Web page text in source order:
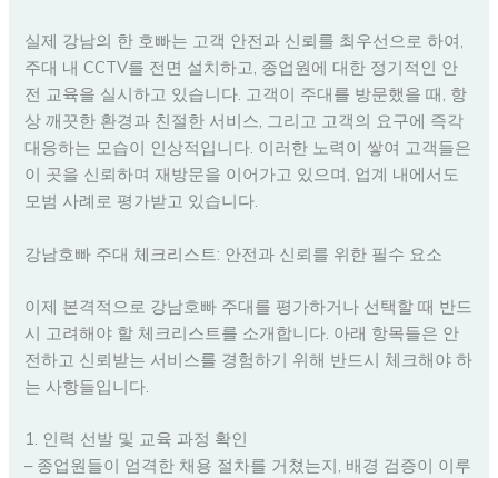
실제 강남의 한 호빠는 고객 안전과 신뢰를 최우선으로 하여,
주대 내 CCTV를 전면 설치하고, 종업원에 대한 정기적인 안
전 교육을 실시하고 있습니다. 고객이 주대를 방문했을 때, 항
상 깨끗한 환경과 친절한 서비스, 그리고 고객의 요구에 즉각
대응하는 모습이 인상적입니다. 이러한 노력이 쌓여 고객들은
이 곳을 신뢰하며 재방문을 이어가고 있으며, 업계 내에서도
모범 사례로 평가받고 있습니다.
강남호빠 주대 체크리스트: 안전과 신뢰를 위한 필수 요소
이제 본격적으로 강남호빠 주대를 평가하거나 선택할 때 반드
시 고려해야 할 체크리스트를 소개합니다. 아래 항목들은 안
전하고 신뢰받는 서비스를 경험하기 위해 반드시 체크해야 하
는 사항들입니다.
1. 인력 선발 및 교육 과정 확인
– 종업원들이 엄격한 채용 절차를 거쳤는지, 배경 검증이 이루